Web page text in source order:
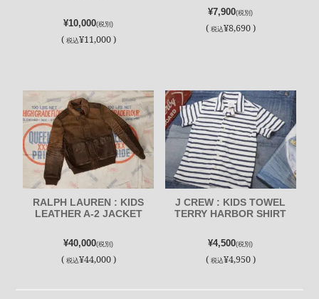
¥10,000(税別)
( 税込¥11,000 )
¥7,900(税別)
( 税込¥8,690 )
RALPH LAUREN : KIDS
LEATHER A-2 JACKET
¥40,000(税別)
( 税込¥44,000 )
J CREW : KIDS TOWEL
TERRY HARBOR SHIRT
¥4,500(税別)
( 税込¥4,950 )